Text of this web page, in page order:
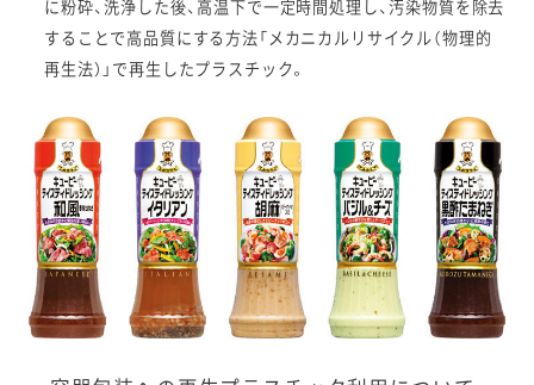
に粉砕、洗浄した後、高温下で一定時間処理し、汚染物質を除去
することで高品質にする方法「メカニカルリサイクル（物理的
再生法）」で再生したプラスチック。